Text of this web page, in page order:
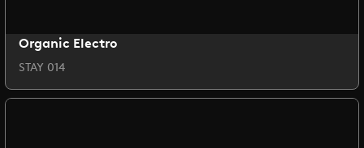
Organic Electro
STAY 014